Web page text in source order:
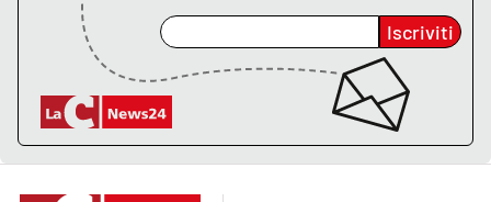
Lamezia Terme
PROGETTI
SPECIALI
Iscriviti